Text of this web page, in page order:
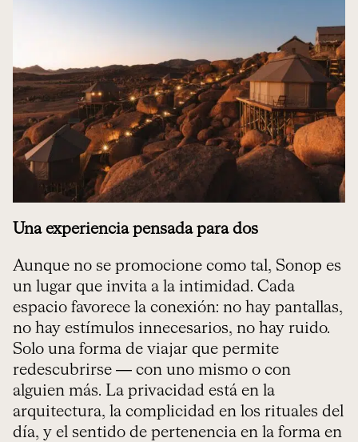
Una experiencia pensada para dos
Aunque no se promocione como tal, Sonop es
un lugar que invita a la intimidad. Cada
espacio favorece la conexión: no hay pantallas,
no hay estímulos innecesarios, no hay ruido.
Solo una forma de viajar que permite
redescubrirse — con uno mismo o con
alguien más. La privacidad está en la
arquitectura, la complicidad en los rituales del
día, y el sentido de pertenencia en la forma en